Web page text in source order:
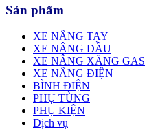
Sản phẩm
XE NÂNG TAY
XE NÂNG DẦU
XE NÂNG XĂNG GAS
XE NÂNG ĐIỆN
BÌNH ĐIỆN
PHỤ TÙNG
PHỤ KIỆN
Dịch vụ